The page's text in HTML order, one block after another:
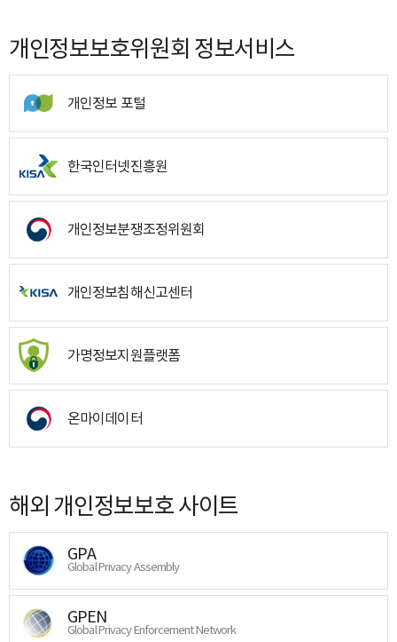
개인정보보호위원회 정보서비스
개인정보 포털
한국인터넷진흥원
개인정보분쟁조정위원회
개인정보침해신고센터
가명정보지원플랫폼
온마이데이터
해외 개인정보보호 사이트
GPA
Global Privacy Assembly
GPEN
Global Privacy Enforcement Network